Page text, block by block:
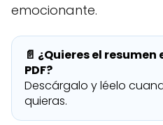
emocionante.
📄 ¿Quieres el resumen
PDF?
Descárgalo y léelo
quieras.